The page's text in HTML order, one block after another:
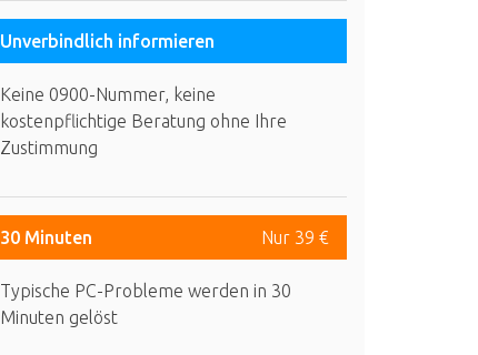
Unverbindlich informieren
Keine 0900-Nummer, keine
kostenpflichtige Beratung ohne Ihre
Zustimmung
30 Minuten Nur 39 €
Typische PC-Probleme werden in 30
Minuten gelöst